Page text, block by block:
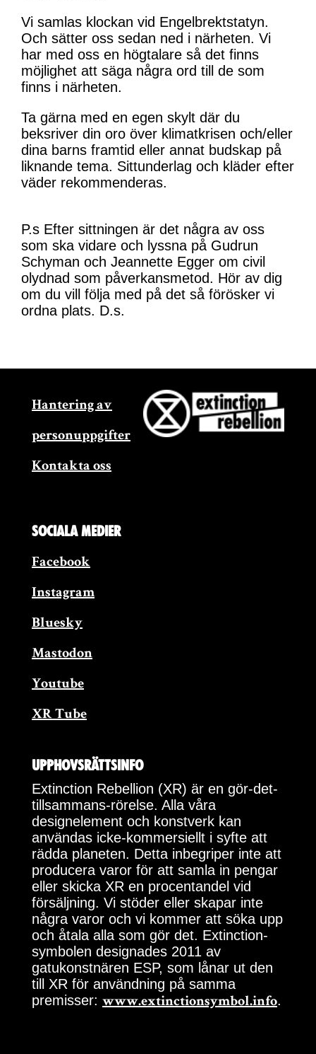
Vi samlas klockan vid Engelbrektstatyn.
Och sätter oss sedan ned i närheten. Vi
har med oss en högtalare så det finns
möjlighet att säga några ord till de som
finns i närheten.
Ta gärna med en egen skylt där du
beksriver din oro över klimatkrisen och/eller
dina barns framtid eller annat budskap på
liknande tema. Sittunderlag och kläder efter
väder rekommenderas.
P.s Efter sittningen är det några av oss
som ska vidare och lyssna på Gudrun
Schyman och Jeannette Egger om civil
olydnad som påverkansmetod. Hör av dig
om du vill följa med på det så förösker vi
ordna plats. D.s.
Hantering av
personuppgifter
Kontakta oss
Sociala medier
Facebook
Instagram
Bluesky
Mastodon
Youtube
XR Tube
Upphovsrättsinfo
Extinction Rebellion (XR) är en gör-det-
tillsammans-rörelse. Alla våra
designelement och konstverk kan
användas icke-kommersiellt i syfte att
rädda planeten. Detta inbegriper inte att
producera varor för att samla in pengar
eller skicka XR en procentandel vid
försäljning. Vi stöder eller skapar inte
några varor och vi kommer att söka upp
och åtala alla som gör det. Extinction-
symbolen designades 2011 av
gatukonstnären ESP, som lånar ut den
till XR för användning på samma
premisser: www.extinctionsymbol.info.